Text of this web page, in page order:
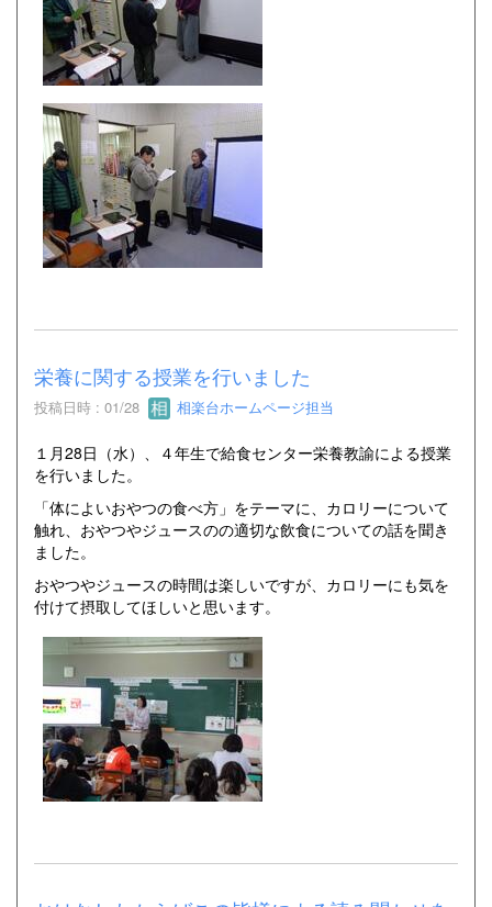
栄養に関する授業を行いました
投稿日時 : 01/28 相楽台ホームページ担当
１月28日（水）、４年生で給食センター栄養教諭による授業
を行いました。
「体によいおやつの食べ方」をテーマに、カロリーについて
触れ、おやつやジュースのの適切な飲食についての話を聞き
ました。
おやつやジュースの時間は楽しいですが、カロリーにも気を
付けて摂取してほしいと思います。